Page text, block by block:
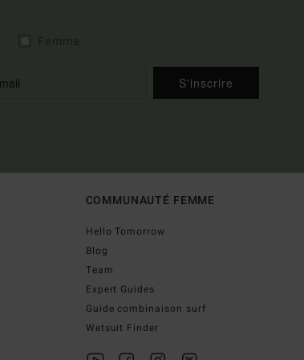
S'inscrire
COMMUNAUTÉ FEMME
Hello Tomorrow
Blog
Team
Expert Guides
Guide combinaison surf
Wetsuit Finder